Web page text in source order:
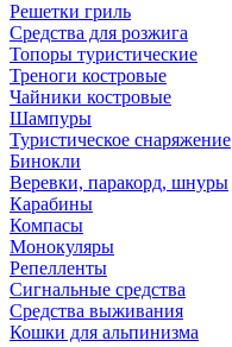
Решетки гриль
Средства для розжига
Топоры туристические
Треноги костровые
Чайники костровые
Шампуры
Туристическое снаряжение
Бинокли
Веревки, паракорд, шнуры
Карабины
Компасы
Монокуляры
Репелленты
Сигнальные средства
Средства выживания
Кошки для альпинизма